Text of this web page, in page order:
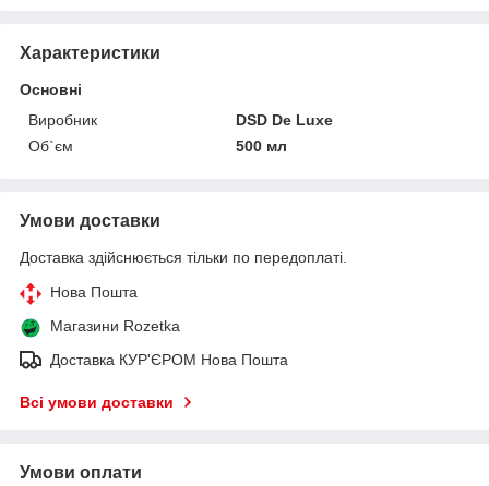
Характеристики
Основні
Виробник
DSD De Luxe
Об`єм
500 мл
Умови доставки
Доставка здійснюється тільки по передоплаті.
Нова Пошта
Магазини Rozetka
Доставка КУР'ЄРОМ Нова Пошта
Всі умови доставки
Умови оплати